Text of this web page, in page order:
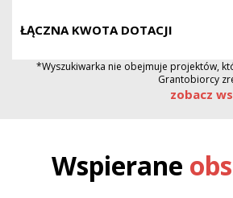
ŁĄCZNA KWOTA DOTACJI
*Wyszukiwarka nie obejmuje projektów,
Grantobiorcy
zobacz
Wspierane